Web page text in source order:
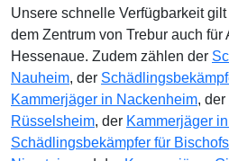
Unsere schnelle Verfügbarkeit
dem Zentrum von Trebur auch für
Hessenaue. Zudem zählen der
Nauheim, der
Kammerjäger in Nackenheim, der
Rüsselsheim, der Kammerjäger
Schädlingsbekämpfer für